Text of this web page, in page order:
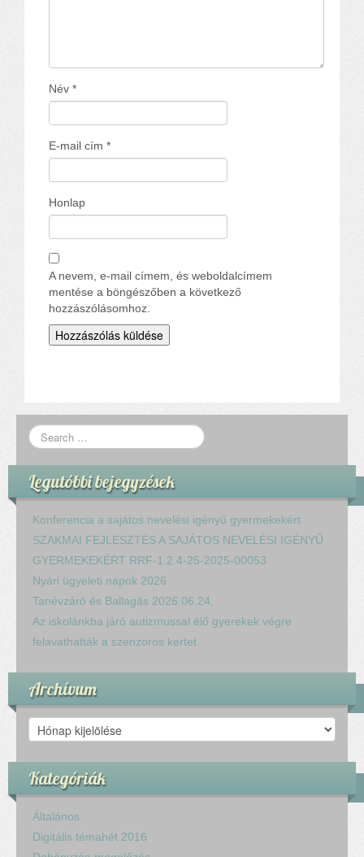
Név *
E-mail cím *
Honlap
A nevem, e-mail címem, és weboldalcímem
mentése a böngészőben a következő
hozzászólásomhoz.
Legutóbbi bejegyzések
Konferencia a sajátos nevelési igényű gyermekekért
SZAKMAI FEJLESZTÉS A SAJÁTOS NEVELÉSI IGÉNYŰ
GYERMEKEKÉRT RRF-1.2.4-25-2025-00053
Nyári ügyeleti napok 2026.
Tanévzáró és Ballagás 2026.06.24.
Az iskolánkba járó autizmussal élő gyerekek végre
felavathatták a szenzoros kertet
Archívum
Archívum
Kategóriák
Általános
Digitális témahét 2016